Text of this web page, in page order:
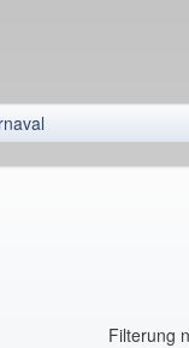
Filterung